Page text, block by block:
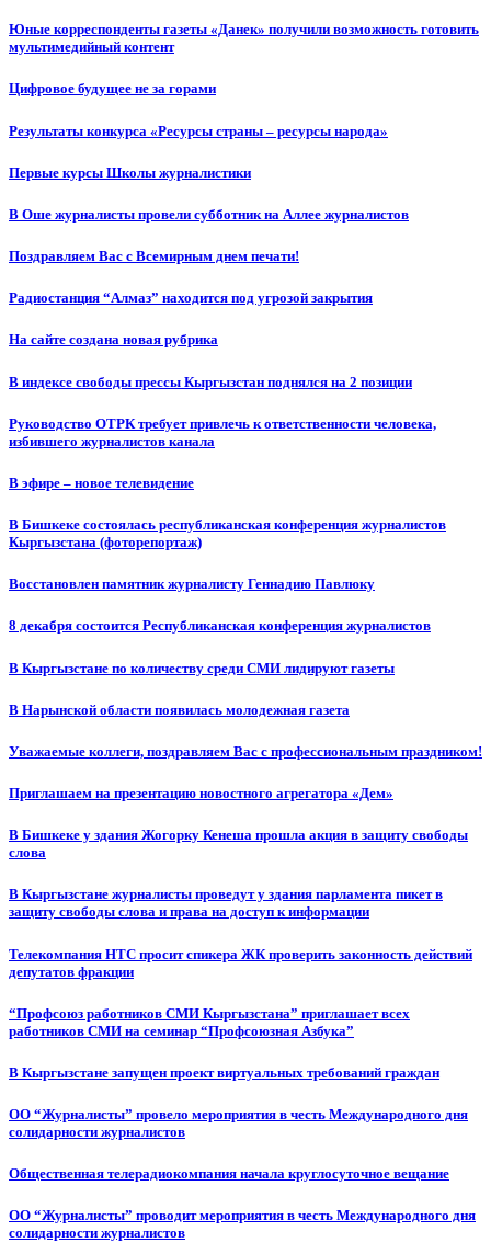
Юные корреспонденты газеты «Данек» получили возможность готовить
мультимедийный контент
Цифровое будущее не за горами
Результаты конкурса «Ресурсы страны – ресурсы народа»
Первые курсы Школы журналистики
В Оше журналисты провели субботник на Аллее журналистов
Поздравляем Вас с Всемирным днем печати!
Радиостанция “Алмаз” находится под угрозой закрытия
На сайте создана новая рубрика
В индексе свободы прессы Кыргызстан поднялся на 2 позиции
Руководство ОТРК требует привлечь к ответственности человека,
избившего журналистов канала
В эфире – новое телевидение
В Бишкеке состоялась республиканская конференция журналистов
Кыргызстана (фоторепортаж)
Восстановлен памятник журналисту Геннадию Павлюку
8 декабря состоится Республиканская конференция журналистов
В Кыргызстане по количеству среди СМИ лидируют газеты
В Нарынской области появилась молодежная газета
Уважаемые коллеги, поздравляем Вас с профессиональным праздником!
Приглашаем на презентацию новостного агрегатора «Дем»
В Бишкеке у здания Жогорку Кенеша прошла акция в защиту свободы
слова
В Кыргызстане журналисты проведут у здания парламента пикет в
защиту свободы слова и права на доступ к информации
Телекомпания НТС просит спикера ЖК проверить законность действий
депутатов фракции
“Профсоюз работников СМИ Кыргызстана” приглашает всех
работников СМИ на семинар “Профсоюзная Азбука”
В Кыргызстане запущен проект виртуальных требований граждан
ОО “Журналисты” провело мероприятия в честь Международного дня
солидарности журналистов
Общественная телерадиокомпания начала круглосуточное вещание
ОО “Журналисты” проводит мероприятия в честь Международного дня
солидарности журналистов